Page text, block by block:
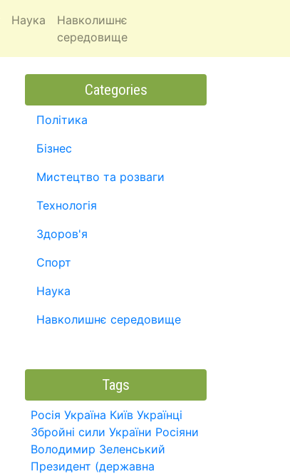
Наука
Навколишнє
середовище
Categories
Політика
Бізнес
Мистецтво та розваги
Технологія
Здоров'я
Спорт
Наука
Навколишнє середовище
Tags
Росія Україна Київ Українці
Збройні сили України Росіяни
Володимир Зеленський
Президент (державна